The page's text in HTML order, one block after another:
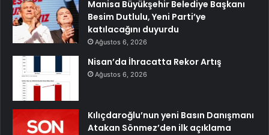
Manisa Büyükşehir Belediye Başkanı
Besim Dutlulu, Yeni Parti’ye
katılacağını duyurdu
Ağustos 6, 2026
Nisan’da İhracatta Rekor Artış
Ağustos 6, 2026
Kılıçdaroğlu’nun yeni Basın Danışmanı
Atakan Sönmez’den ilk açıklama